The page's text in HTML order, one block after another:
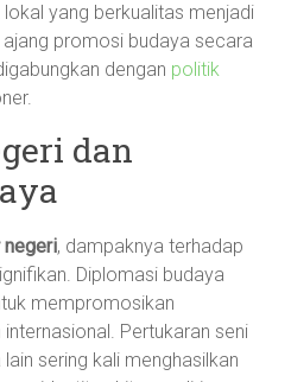
yang berkualitas menjadi
promosi budaya secara
dengan politik
dan
negeri, dampaknya terhadap
Diplomasi budaya
mempromosikan
Pertukaran seni
sering kali menghasilkan